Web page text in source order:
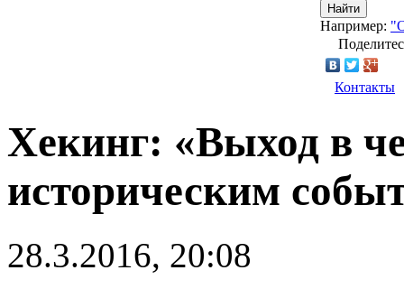
Найти
Например:
Контакты
Хекинг: «Выход в
историческим
28.3.2016, 20:08